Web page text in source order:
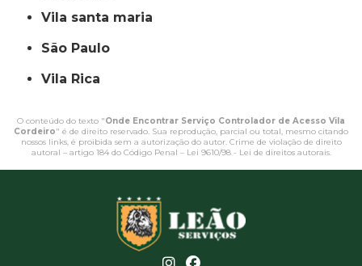
vila santa maria
São Paulo
Vila Rica
O conteúdo do texto "Onde Encontrar Serviço Controlador de Acesso Vila
Cordeiro" é de direito reservado. Sua reprodução, parcial ou total, mesmo citando
nossos links, é proibida sem a autorização do autor. Crime de violação de direito
autoral – artigo 184 do Código Penal – Lei 9610/98 - Lei de direitos autorais.